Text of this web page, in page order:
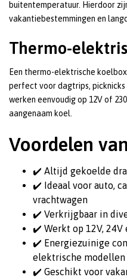
buitentemperatuur. Hierdoor
vakantiebestemmingen en
Thermo-
Een thermo-elektrische
perfect voor dagtrips,
werken eenvoudig op 12V of
aangenaam koel.
Voordelen
✔️ Altijd gekoelde
✔️ Ideaal voor auto,
vrachtwagen
✔️ Verkrijgbaar in
✔️ Werkt op 12V, 24V
✔️ Energiezuinige
elektrische modellen
✔️ Geschikt voor